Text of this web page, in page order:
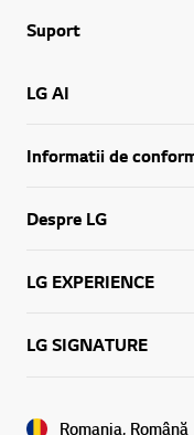
Suport
LG AI
Informatii de
Despre LG
LG EXPERIENCE
LG SIGNATURE
Romania, Română
Online Chat